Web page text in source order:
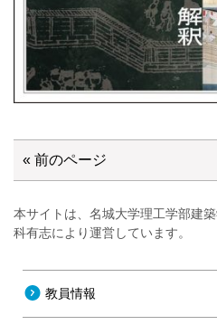
« 前のページ
本サイトは、名城大学理工学部建
科有志により運営しています。
教員情報